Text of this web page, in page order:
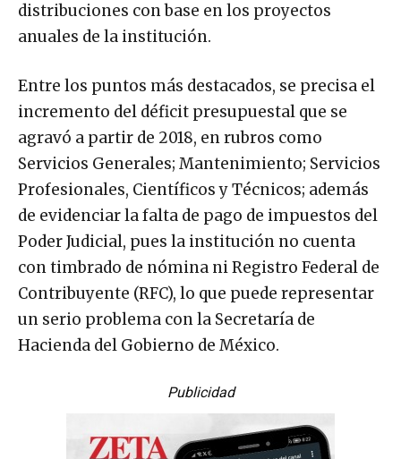
distribuciones con base en los proyectos
anuales de la institución.
Entre los puntos más destacados, se precisa el
incremento del déficit presupuestal que se
agravó a partir de 2018, en rubros como
Servicios Generales; Mantenimiento; Servicios
Profesionales, Científicos y Técnicos; además
de evidenciar la falta de pago de impuestos del
Poder Judicial, pues la institución no cuenta
con timbrado de nómina ni Registro Federal de
Contribuyente (RFC), lo que puede representar
un serio problema con la Secretaría de
Hacienda del Gobierno de México.
Publicidad